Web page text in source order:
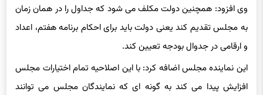
وی افزود: همچنین دولت مکلف می شود که جداول را در همان زمان
به مجلس تقدیم کند یعنی دولت باید برای احکام برنامه هفتم، اعداد
و ارقامی در جدوال بودجه تعیین کند.
این نماینده مجلس اضافه کرد: با این اصلاحیه تمام اختیارات مجلس
افزایش پیدا می کند به گونه ای که نمایندگان مجلس می توانند